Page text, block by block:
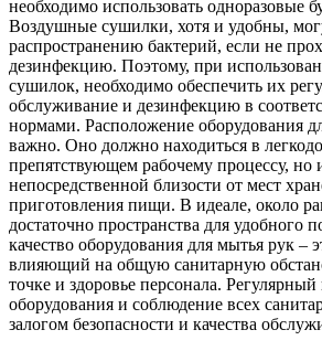
необходимо использовать одноразовые
Воздушные сушилки, хотя и удобны,
распространению бактерий, если не
дезинфекцию. Поэтому, при
сушилок, необходимо обеспечить их
обслуживание и дезинфекцию в
нормами. Расположение оборудования
важно. Оно должно находиться в
препятствующем рабочему процессу, но
непосредственной близости от мест
приготовления пищи. В идеале, около
достаточно пространства для удобного
качество оборудования для мытья рук –
влияющий на общую санитарную
точке и здоровье персонала. Регулярный
оборудования и соблюдение всех
залогом безопасности и качества